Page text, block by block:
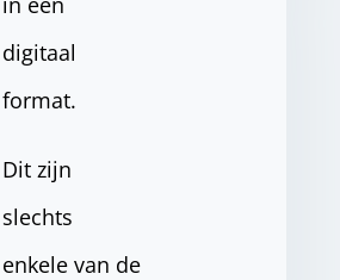
digitaal
format.
Dit zijn
slechts
enkele van de